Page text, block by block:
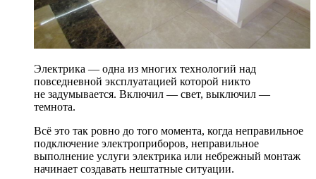
Электрика — одна из многих технологий над
повседневной эксплуатацией которой никто
не задумывается. Включил — свет, выключил —
темнота.
Всё это так ровно до того момента, когда неправильное
подключение электроприборов, неправильное
выполнение услуги электрика или небрежный монтаж
начинает создавать нештатные ситуации.